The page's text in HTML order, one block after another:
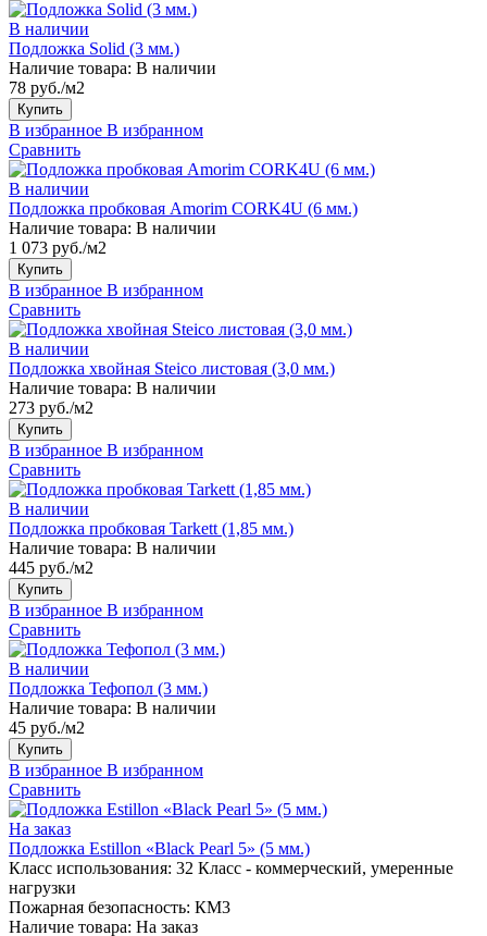
В наличии
Подложка Solid (3 мм.)
Наличие товара: В наличии
78 руб./м2
Купить
В избранное В избранном
Сравнить
В наличии
Подложка пробковая Amorim CORK4U (6 мм.)
Наличие товара: В наличии
1 073 руб./м2
Купить
В избранное В избранном
Сравнить
В наличии
Подложка хвойная Steico листовая (3,0 мм.)
Наличие товара: В наличии
273 руб./м2
Купить
В избранное В избранном
Сравнить
В наличии
Подложка пробковая Tarkett (1,85 мм.)
Наличие товара: В наличии
445 руб./м2
Купить
В избранное В избранном
Сравнить
В наличии
Подложка Тефопол (3 мм.)
Наличие товара: В наличии
45 руб./м2
Купить
В избранное В избранном
Сравнить
На заказ
Подложка Estillon «Black Pearl 5» (5 мм.)
Класс использования: 32 Класс - коммерческий, умеренные
нагрузки
Пожарная безопасность: КМ3
Наличие товара: На заказ